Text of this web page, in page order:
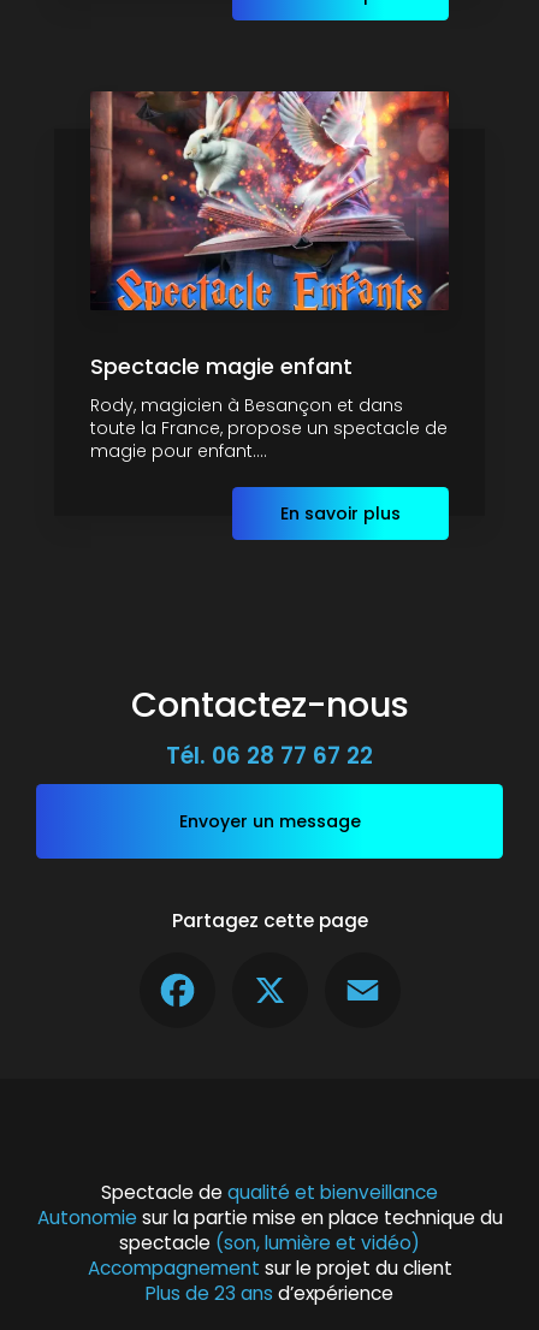
Spectacle magie enfant
Rody, magicien à Besançon et dans
toute la France, propose un spectacle de
magie pour enfant....
En savoir plus
Contactez-nous
Tél. 06 28 77 67 22
Envoyer un message
Partagez cette page
Spectacle dequalité et bienveillance
Autonomie sur la partie mise en place technique du
spectacle (son, lumière et vidéo)
Accompagnement sur le projet du client
Plus de 23 ans d’expérience